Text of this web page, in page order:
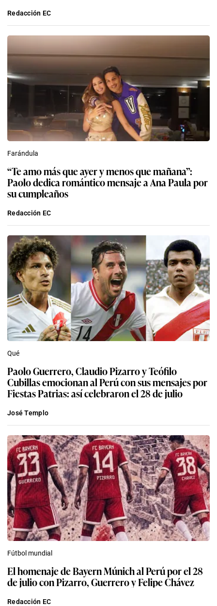
Redacción EC
Farándula
“Te amo más que ayer y menos que mañana”:
Paolo dedica romántico mensaje a Ana Paula por
su cumpleaños
Redacción EC
Qué
Paolo Guerrero, Claudio Pizarro y Teófilo
Cubillas emocionan al Perú con sus mensajes por
Fiestas Patrias: así celebraron el 28 de julio
José Templo
Fútbol mundial
El homenaje de Bayern Múnich al Perú por el 28
de julio con Pizarro, Guerrero y Felipe Chávez
Redacción EC